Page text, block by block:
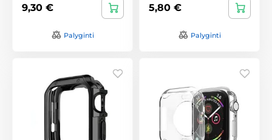
9,30 €
Palyginti
5,80 €
Palyginti